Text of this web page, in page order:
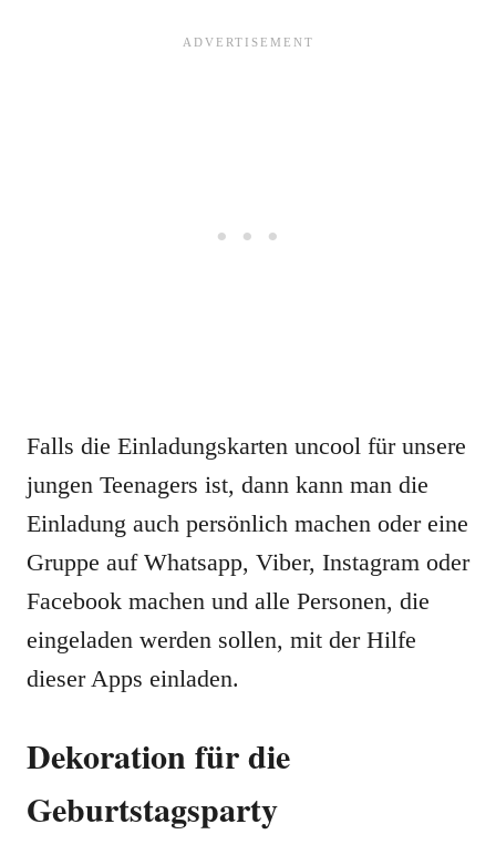
Falls die Einladungskarten uncool für unsere
jungen Teenagers ist, dann kann man die
Einladung auch persönlich machen oder eine
Gruppe auf Whatsapp, Viber, Instagram oder
Facebook machen und alle Personen, die
eingeladen werden sollen, mit der Hilfe
dieser Apps einladen.
Dekoration für die
Geburtstagsparty